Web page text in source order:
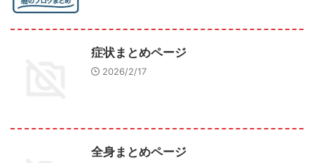
症状まとめページ
2026/2/17
全身まとめページ